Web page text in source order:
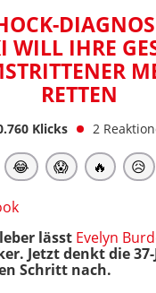
WILL IHRE
RETTEN
Klicks 2
😂 😱 🔥 😥
lässt Evelyn
Jetzt denkt die
Schritt nach.